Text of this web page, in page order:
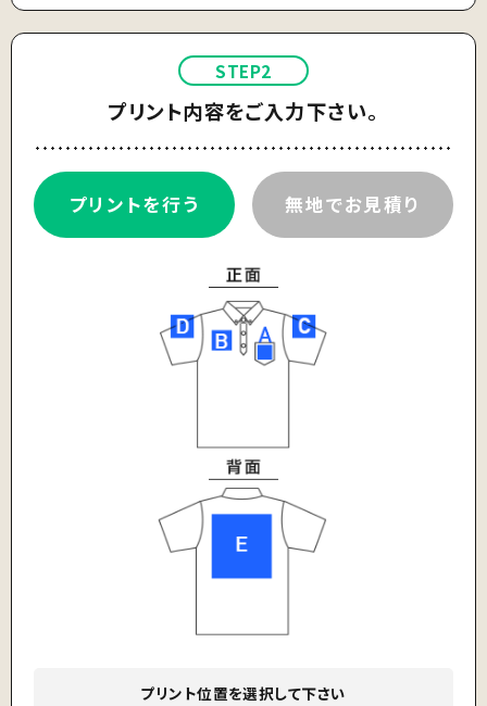
STEP2
プリント内容をご入力下さい。
プリントを行う 無地でお見積り
プリント位置を選択して下さい